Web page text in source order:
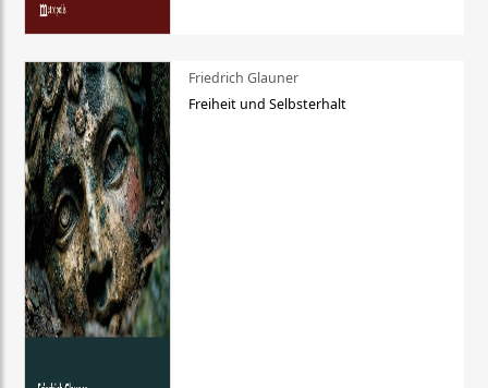
Friedrich Glauner
Freiheit und Selbsterhalt